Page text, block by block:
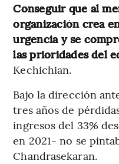
Conseguir que al
organización crea
urgencia y se
las prioridades del
Kechichian.
Bajo la dirección
tres años de
ingresos del 33%
en 2021- no se
Chandrasekaran.